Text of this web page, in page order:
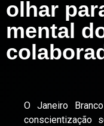
olhar
mental
O Janeiro
conscientização